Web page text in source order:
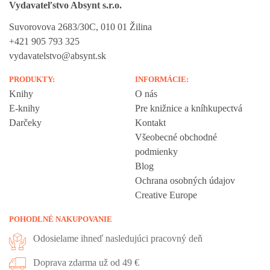
Vydavateľstvo Absynt s.r.o.
Suvorovova 2683/30C, 010 01 Žilina
+421 905 793 325
vydavatelstvo@absynt.sk
PRODUKTY:
Knihy
E-knihy
Darčeky
INFORMÁCIE:
O nás
Pre knižnice a kníhkupectvá
Kontakt
Všeobecné obchodné
podmienky
Blog
Ochrana osobných údajov
Creative Europe
POHODLNÉ NAKUPOVANIE
Odosielame ihneď nasledujúci pracovný deň
Doprava zdarma už od 49 €